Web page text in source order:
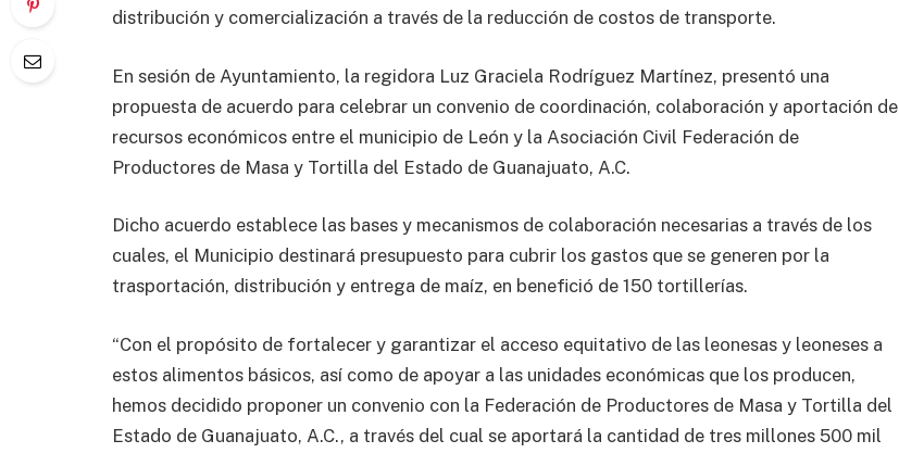
distribución y comercialización a través de la reducción de costos de transporte.
En sesión de Ayuntamiento, la regidora Luz Graciela Rodríguez Martínez, presentó una
propuesta de acuerdo para celebrar un convenio de coordinación, colaboración y aportación de
recursos económicos entre el municipio de León y la Asociación Civil Federación de
Productores de Masa y Tortilla del Estado de Guanajuato, A.C.
Dicho acuerdo establece las bases y mecanismos de colaboración necesarias a través de los
cuales, el Municipio destinará presupuesto para cubrir los gastos que se generen por la
trasportación, distribución y entrega de maíz, en benefició de 150 tortillerías.
“Con el propósito de fortalecer y garantizar el acceso equitativo de las leonesas y leoneses a
estos alimentos básicos, así como de apoyar a las unidades económicas que los producen,
hemos decidido proponer un convenio con la Federación de Productores de Masa y Tortilla del
Estado de Guanajuato, A.C., a través del cual se aportará la cantidad de tres millones 500 mil